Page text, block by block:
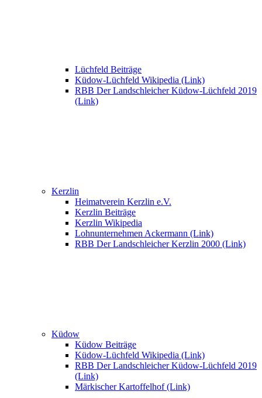
Lüchfeld Beiträge
Küdow-Lüchfeld Wikipedia (Link)
RBB Der Landschleicher Küdow-Lüchfeld 2019
(Link)
Kerzlin
Heimatverein Kerzlin e.V.
Kerzlin Beiträge
Kerzlin Wikipedia
Lohnunternehmen Ackermann (Link)
RBB Der Landschleicher Kerzlin 2000 (Link)
Küdow
Küdow Beiträge
Küdow-Lüchfeld Wikipedia (Link)
RBB Der Landschleicher Küdow-Lüchfeld 2019
(Link)
Märkischer Kartoffelhof (Link)